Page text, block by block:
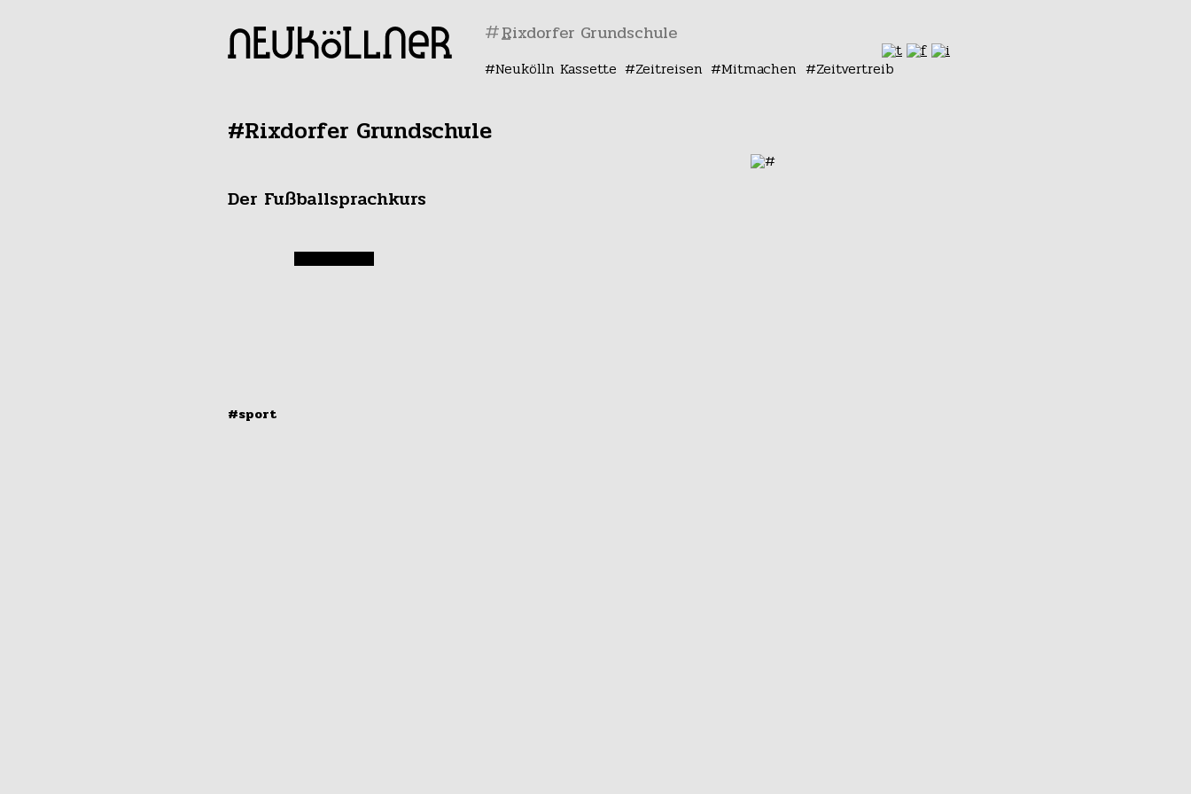
#
Neukölln Kassette Zeitreisen Mitmachen Zeitvertreib
#Rixdorfer Grundschule
Der Fußballsprachkurs
#sport